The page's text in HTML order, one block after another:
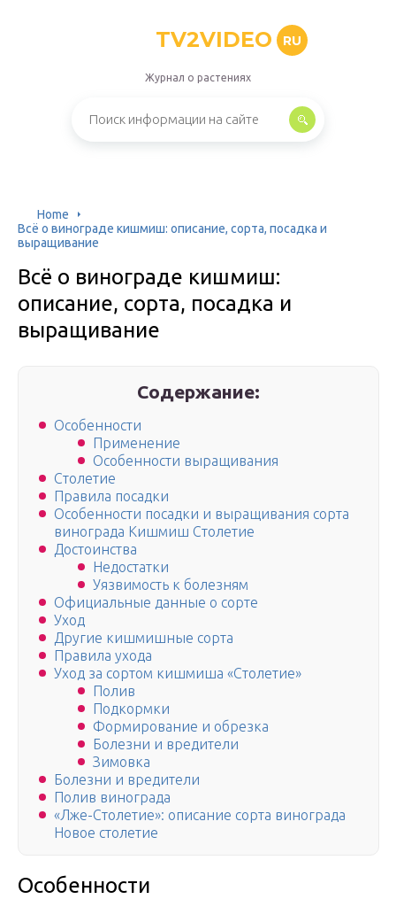
TV2VIDEO RU
Журнал о растениях
Home
Всё о винограде кишмиш: описание, сорта, посадка и
выращивание
Всё о винограде кишмиш:
описание, сорта, посадка и
выращивание
Содержание:
Особенности
Применение
Особенности выращивания
Столетие
Правила посадки
Особенности посадки и выращивания сорта
винограда Кишмиш Столетие
Достоинства
Недостатки
Уязвимость к болезням
Официальные данные о сорте
Уход
Другие кишмишные сорта
Правила ухода
Уход за сортом кишмиша «Столетие»
Полив
Подкормки
Формирование и обрезка
Болезни и вредители
Зимовка
Болезни и вредители
Полив винограда
«Лже-Столетие»: описание сорта винограда
Новое столетие
Особенности